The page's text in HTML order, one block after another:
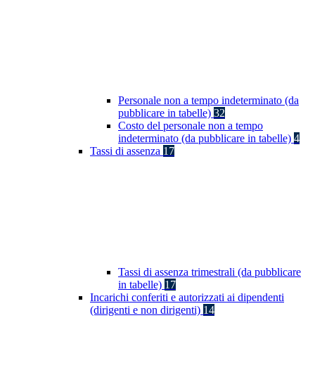
Personale non a tempo indeterminato (da
pubblicare in tabelle) 32
Costo del personale non a tempo
indeterminato (da pubblicare in tabelle) 4
Tassi di assenza 17
Tassi di assenza trimestrali (da pubblicare
in tabelle) 17
Incarichi conferiti e autorizzati ai dipendenti
(dirigenti e non dirigenti) 14